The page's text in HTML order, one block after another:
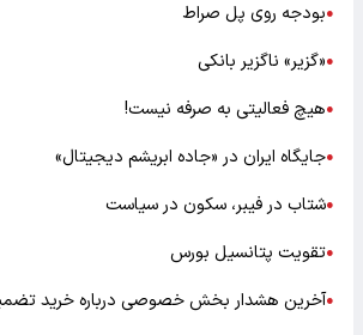
●بودجه روی پل صراط
●«گزیر» ناگزیر بانکی
●هیچ فعالیتی به صرفه نیست!
●جایگاه ایران در «جاده ابریشم دیجیتال»
●شتاب در فیبر، سکون در سیاست
●تقویت پتانسیل بورس
●آخرین هشدار بخش خصوصی درباره خرید